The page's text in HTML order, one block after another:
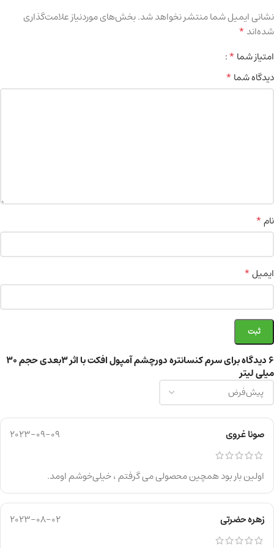
6 دیدگاه برای سرم کنسانتره دورچشم آمپول افکت با اثر 3بعدی حجم ۳۰
میلی لیتر
صونا غروی 2023-09-09
اولین بار بود همچین محصولی می گرفتم ، خیلی‌خوشم اومد.
زهره حضرتی 2023-08-02
نشانی ایمیل شما منتشر نخواهد شد.بخش‌های موردنیاز علامت‌گذاری
شده‌اند*
امتیاز شما*
دیدگاه شما*
نام*
ایمیل*